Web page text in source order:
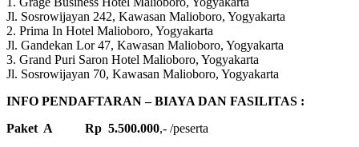
Jl. Sosrowijayan 242, Kawasan Malioboro, Yogyakarta
2. Prima In Hotel Malioboro, Yogyakarta
Jl. Gandekan Lor 47, Kawasan Malioboro, Yogyakarta
3. Grand Puri Saron Hotel Malioboro, Yogyakarta
Jl. Sosrowijayan 70, Kawasan Malioboro, Yogyakarta
INFO PENDAFTARAN – BIAYA DAN FASILITAS :
Paket A Rp 5.500.000,- /peserta